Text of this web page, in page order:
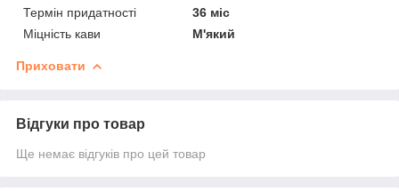
Термін придатності
36 міс
Міцність кави
М'який
Приховати
Відгуки про товар
Ще немає відгуків про цей товар